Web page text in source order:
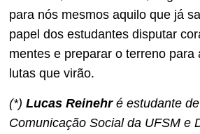
para nós mesmos aquilo que já
papel dos estudantes disputar
mentes e preparar o terreno para
lutas que virão.
(*) Lucas Reinehré estudante de
Comunicação Social da UFSM e